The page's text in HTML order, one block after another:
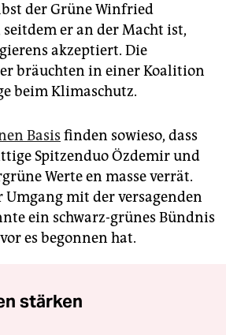
der Grüne Winfried
er an der Macht ist,
akzeptiert. Die
bräuchten in einer Koalition
beim Klimaschutz.
Basis finden sowieso, dass
Spitzenduo Özdemir und
Werte en masse verrät.
Umgang mit der versagenden
ein schwarz-grünes Bündnis
es begonnen hat.
stärken